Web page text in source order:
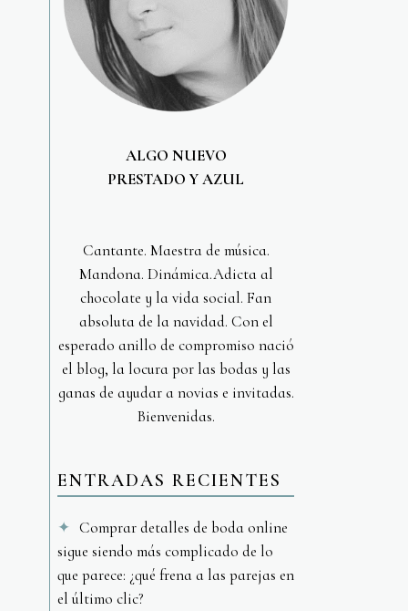
ALGO NUEVO
PRESTADO Y AZUL
Cantante. Maestra de música.
Mandona. Dinámica.Adicta al
chocolate y la vida social. Fan
absoluta de la navidad. Con el
esperado anillo de compromiso nació
el blog, la locura por las bodas y las
ganas de ayudar a novias e invitadas.
Bienvenidas.
ENTRADAS RECIENTES
Comprar detalles de boda online
sigue siendo más complicado de lo
que parece: ¿qué frena a las parejas en
el último clic?